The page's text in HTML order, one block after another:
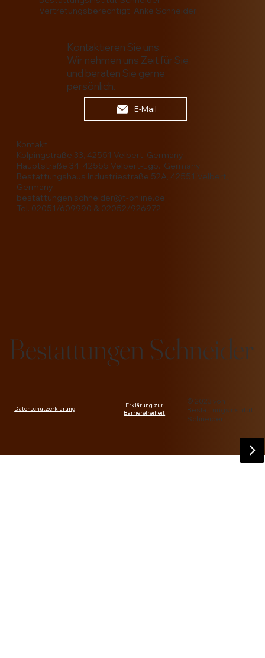
Kontakt
Kolpingstraße 33, 42551 Velbert, Germany
Hauptstraße 34, 42555 Velbert-Lgb., Germany
Bestattungshaus Industriestraße 52A, 42551 Velbert,
Germany
bestattungen.schneider@t-online.de
Tel. 02051/609990 & 02052/926972
Vertretungsberechtigt: Anke Schneider
Kontaktieren Sie uns.
Wir nehmen uns Zeit für Sie
und beraten Sie gerne
persönlich.
E-Mail
Bestattungen Schneider
Datenschutzerklärung
Erklärung zur
Barrierefreiheit
© 2023 von
Bestattungsinstitut
Schneider